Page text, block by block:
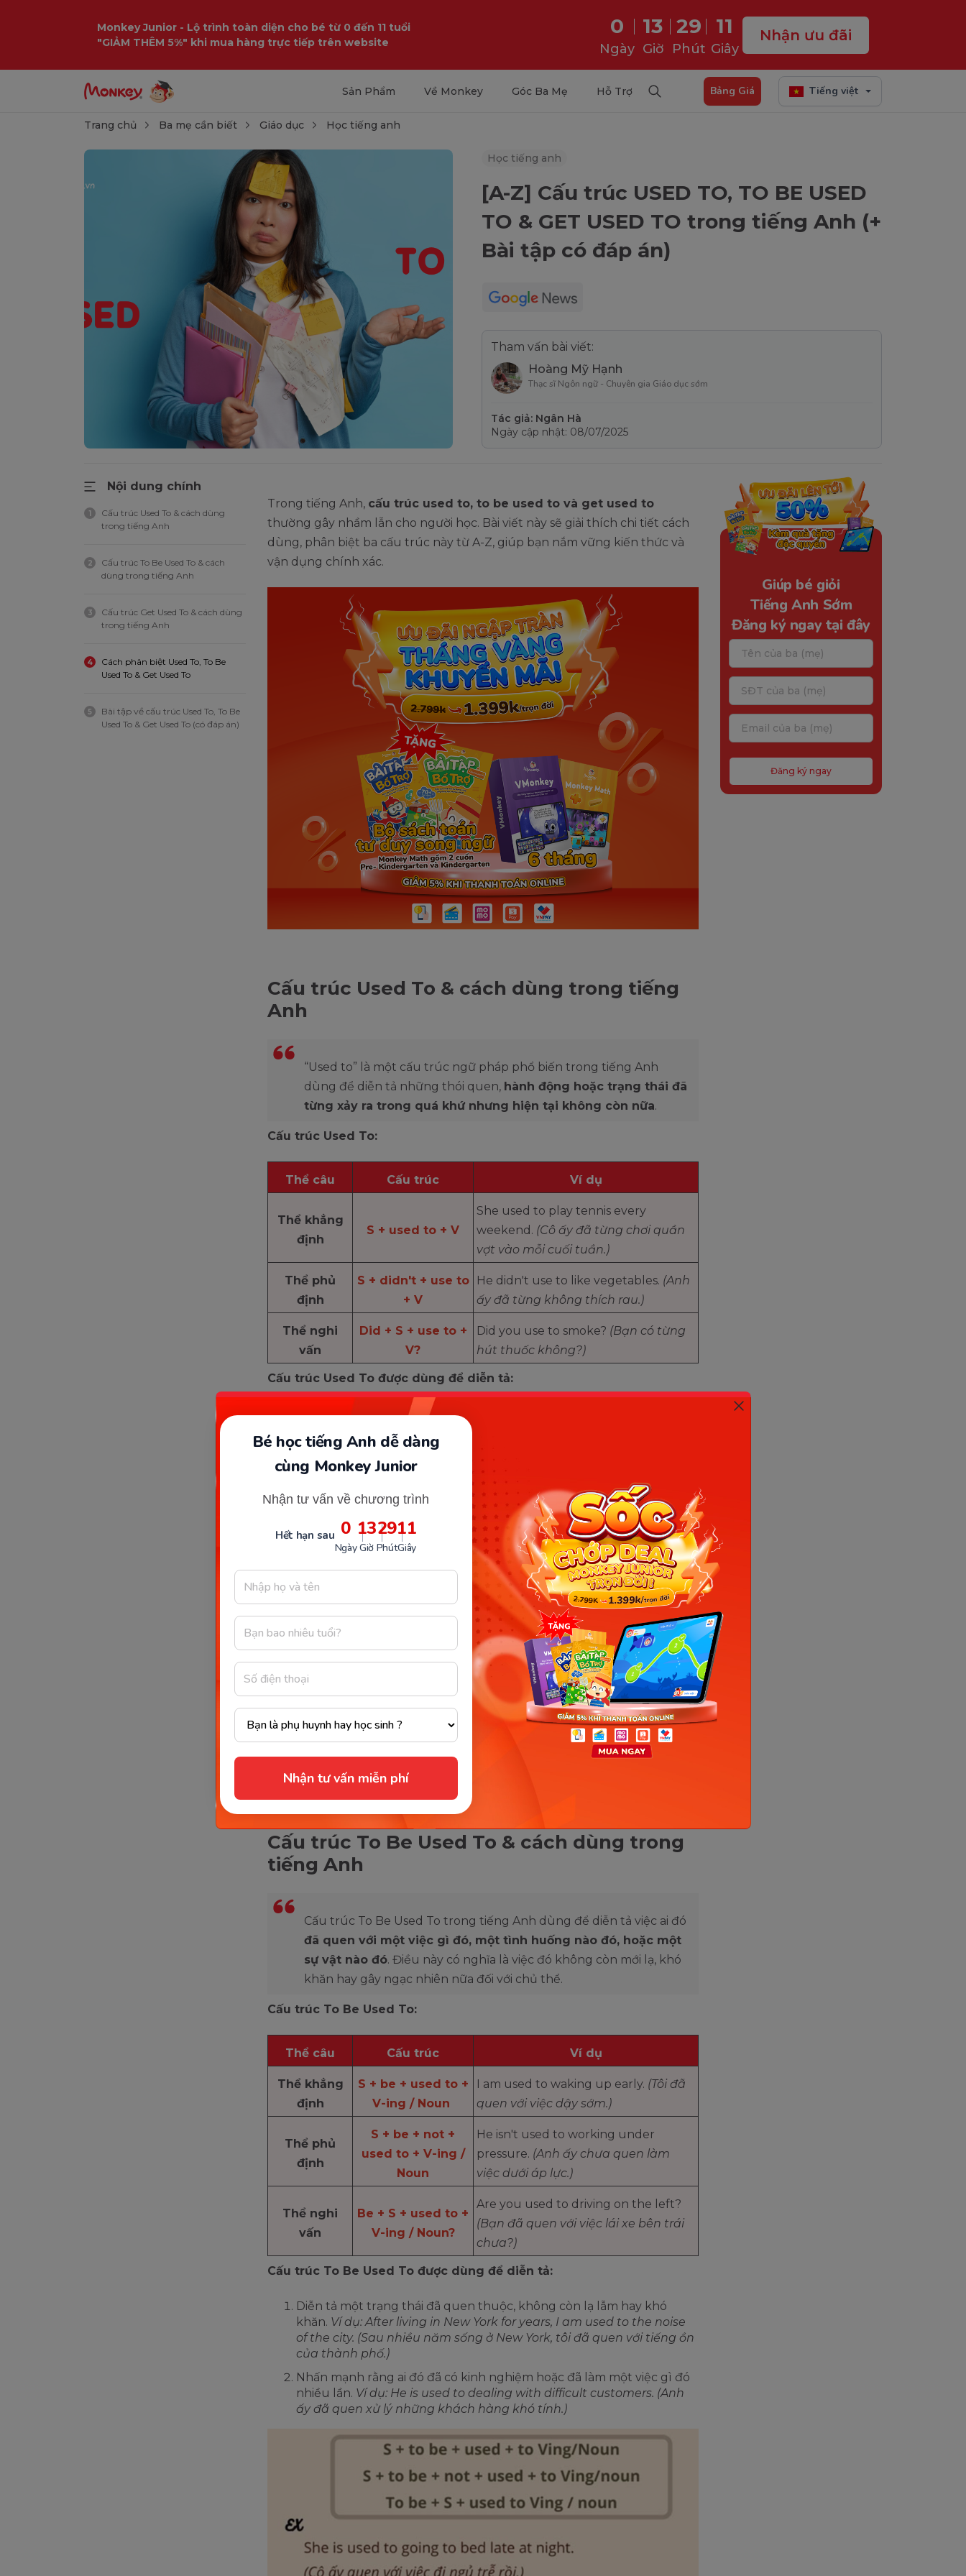
Monkey Junior - Lộ trình toàn diện cho bé từ 0 đến 11 tuổi
"GIẢM THÊM 5%" khi mua hàng trực tiếp trên website
0
Ngày
13
Giờ
29
Phút
10
Giây
Nhận ưu đãi
Sản Phẩm Về Monkey Góc Ba Mẹ Hỗ Trợ Bảng Giá Tiếng việt
Bé học tiếng Anh dễ dàng
cùng Monkey Junior
Nhận tư vấn về chương trình
Hết hạn sau 0
Ngày
13
Giờ
29
Phút
10
Giây
Nhận tư vấn miễn phí
Trang chủ Ba mẹ cần biết Giáo dục Học tiếng anh
Học tiếng anh
[A-Z] Cấu trúc USED TO, TO BE USED
TO & GET USED TO trong tiếng Anh (+
Bài tập có đáp án)
Tham vấn bài viết:
Hoàng Mỹ Hạnh
Thạc sĩ Ngôn ngữ - Chuyên gia Giáo dục sớm
Tác giả: Ngân Hà
Ngày cập nhật: 08/07/2025
Nội dung chính
1
Cấu trúc Used To & cách dùng
trong tiếng Anh
2
Cấu trúc To Be Used To & cách
dùng trong tiếng Anh
3
Cấu trúc Get Used To & cách dùng
trong tiếng Anh
4
Cách phân biệt Used To, To Be
Used To & Get Used To
5
Bài tập về cấu trúc Used To, To Be
Used To & Get Used To (có đáp án)
Trong tiếng Anh, cấu trúc used to, to be used to và get used to
thường gây nhầm lẫn cho người học. Bài viết này sẽ giải thích chi tiết cách
dùng, phân biệt ba cấu trúc này từ A-Z, giúp bạn nắm vững kiến thức và
vận dụng chính xác.
Cấu trúc Used To & cách dùng trong tiếng
Anh
“Used to” là một cấu trúc ngữ pháp phổ biến trong tiếng Anh
dùng để diễn tả những thói quen, hành động hoặc trạng thái đã
từng xảy ra trong quá khứ nhưng hiện tại không còn nữa.
Cấu trúc Used To:
Thể câu Cấu trúc Ví dụ
Thể khẳng
định
S + used to + V
She used to play tennis every
weekend. (Cô ấy đã từng chơi quần
vợt vào mỗi cuối tuần.)
Thể phủ
định
S + didn't + use to
+ V
He didn't use to like vegetables. (Anh
ấy đã từng không thích rau.)
Thể nghi
vấn
Did + S + use to +
V?
Did you use to smoke? (Bạn có từng
hút thuốc không?)
Cấu trúc Used To được dùng để diễn tả:
Thói quen hoặc hành động lặp đi lặp lại trong quá khứ nhưng đã
Ví dụ: We used to go to the beach every summer.
(Chúng tôi đã từng đi biển mỗi mùa hè. - Bây giờ không còn đi nữa.)
Một trạng thái, tình huống hoặc sự thật đã đúng trong quá khứ
nhưng không còn đúng ở hiện tại.
Ví dụ: There used to be a cinema
on this street. (Đã từng có một rạp chiếu phim trên con phố này. -
Cấu trúc To Be Used To & cách dùng trong
tiếng Anh
Cấu trúc To Be Used To trong tiếng Anh dùng để diễn tả việc ai đó
đã quen với một việc gì đó, một tình huống nào đó, hoặc một
sự vật nào đó. Điều này có nghĩa là việc đó không còn mới lạ, khó
khăn hay gây ngạc nhiên nữa đối với chủ thể.
Cấu trúc To Be Used To:
Thể câu Cấu trúc Ví dụ
Thể khẳng
định
S + be + used to +
V-ing / Noun
I am used to waking up early. (Tôi đã
quen với việc dậy sớm.)
Thể phủ
định
S + be + not +
used to + V-ing /
Noun
He isn't used to working under
pressure. (Anh ấy chưa quen làm
việc dưới áp lực.)
Thể nghi
vấn
Be + S + used to +
V-ing / Noun?
Are you used to driving on the left?
(Bạn đã quen với việc lái xe bên trái
chưa?)
Cấu trúc To Be Used To được dùng để diễn tả:
Diễn tả một trạng thái đã quen thuộc, không còn lạ lẫm hay khó
khăn. Ví dụ: After living in New York for years, I am used to the noise
of the city. (Sau nhiều năm sống ở New York, tôi đã quen với tiếng ồn
của thành phố.)
Nhấn mạnh rằng ai đó đã có kinh nghiệm hoặc đã làm một việc gì đó
nhiều lần. Ví dụ: He is used to dealing with difficult customers. (Anh
ấy đã quen xử lý những khách hàng khó tính.)
Giúp bé giỏi
Tiếng Anh Sớm
Đăng ký ngay tại đây
Đăng ký ngay